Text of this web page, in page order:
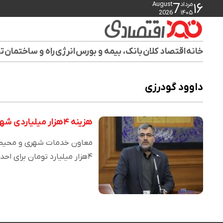
۱۶مرداد
۱۴۰۵7
August
2026
خانهاقتصاد کلانبانک، بیمه و بورسانرژیراه و ساختمان
داوود گودرزی
هزینه ۴هزار میلیاردی شهرداری تهران برای احداث تصفیه خانه‌ها
معاون خدمات شهری و محیط
۴هزار میلیارد تومان برای احداث…